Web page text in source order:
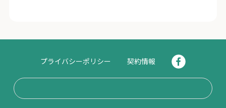
プライバシーポリシー 契約情報